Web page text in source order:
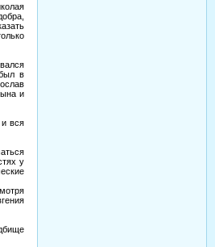
в
и
и вся
у